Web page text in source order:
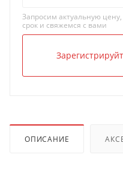
Запросим актуальную
срок и свяжемся с вами
ОПИСАНИЕ